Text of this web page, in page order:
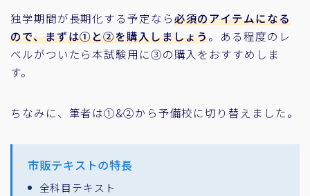
独学期間が長期化する予定なら必須のアイテムになる
ので、まずは①と②を購入しましょう。ある程度のレ
ベルがついたら本試験用に③の購入をおすすめしま
す。
ちなみに、筆者は①&②から予備校に切り替えました。
市販テキストの特長
全科目テキスト